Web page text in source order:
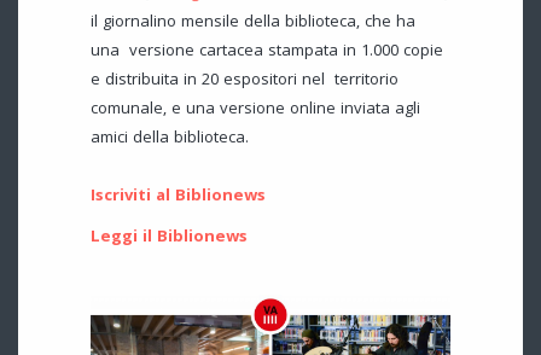
il giornalino mensile della biblioteca, che ha
una versione cartacea stampata in 1.000 copie
e distribuita in 20 espositori nel territorio
comunale, e una versione online inviata agli
amici della biblioteca.
Iscriviti al Biblionews
Leggi il Biblionews